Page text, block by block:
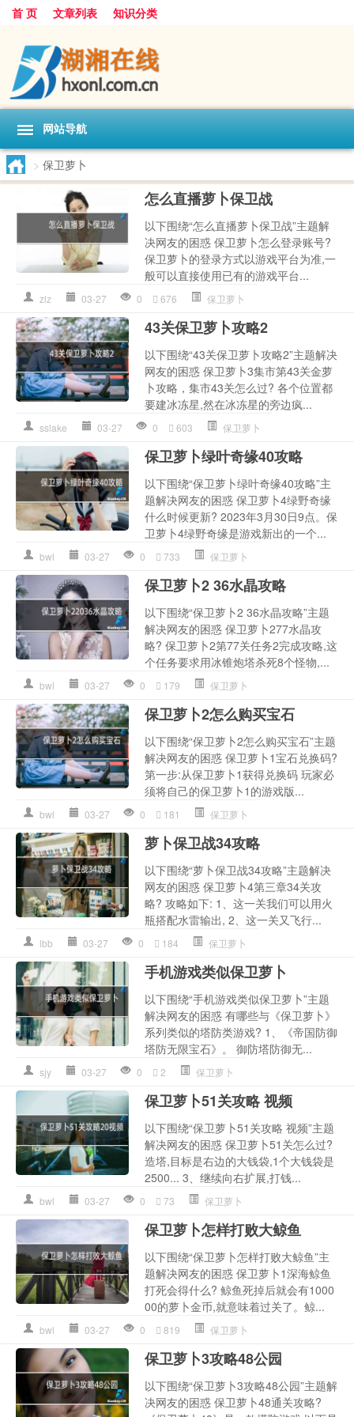
首 页 文章列表 知识分类
网站导航
> 保卫萝卜
怎么直播萝卜保卫战
以下围绕“怎么直播萝卜保卫战”主题解
决网友的困惑 保卫萝卜怎么登录账号?
保卫萝卜的登录方式以游戏平台为准,一
般可以直接使用已有的游戏平台...
zlz 03-27 0 676 保卫萝卜
43关保卫萝卜攻略2
以下围绕“43关保卫萝卜攻略2”主题解决
网友的困惑 保卫萝卜3集市第43关金萝
卜攻略，集市43关怎么过? 各个位置都
要建冰冻星,然在冰冻星的旁边疯...
sslake 03-27 0 603 保卫萝卜
保卫萝卜绿叶奇缘40攻略
以下围绕“保卫萝卜绿叶奇缘40攻略”主
题解决网友的困惑 保卫萝卜4绿野奇缘
什么时候更新? 2023年3月30日9点。保
卫萝卜4绿野奇缘是游戏新出的一个...
bwl 03-27 0 733 保卫萝卜
保卫萝卜2 36水晶攻略
以下围绕“保卫萝卜2 36水晶攻略”主题
解决网友的困惑 保卫萝卜277水晶攻
略? 保卫萝卜2第77关任务2完成攻略,这
个任务要求用冰锥炮塔杀死8个怪物,...
bwl 03-27 0 179 保卫萝卜
保卫萝卜2怎么购买宝石
以下围绕“保卫萝卜2怎么购买宝石”主题
解决网友的困惑 保卫萝卜1宝石兑换码?
第一步:从保卫萝卜1获得兑换码 玩家必
须将自己的保卫萝卜1的游戏版...
bwl 03-27 0 181 保卫萝卜
萝卜保卫战34攻略
以下围绕“萝卜保卫战34攻略”主题解决
网友的困惑 保卫萝卜4第三章34关攻
略? 攻略如下: 1、这一关我们可以用火
瓶搭配水雷输出, 2、这一关又飞行...
lbb 03-27 0 184 保卫萝卜
手机游戏类似保卫萝卜
以下围绕“手机游戏类似保卫萝卜”主题
解决网友的困惑 有哪些与《保卫萝卜》
系列类似的塔防类游戏? 1、《帝国防御
塔防无限宝石》。 御防塔防御无...
sjy 03-27 0 2 保卫萝卜
保卫萝卜51关攻略 视频
以下围绕“保卫萝卜51关攻略 视频”主题
解决网友的困惑 保卫萝卜51关怎么过?
造塔,目标是右边的大钱袋,1个大钱袋是
2500... 3、继续向右扩展,打钱...
bwl 03-27 0 73 保卫萝卜
保卫萝卜怎样打败大鲸鱼
以下围绕“保卫萝卜怎样打败大鲸鱼”主
题解决网友的困惑 保卫萝卜1深海鲸鱼
打死会得什么? 鲸鱼死掉后就会有1000
00的萝卜金币,就意味着过关了。鲸...
bwl 03-27 0 819 保卫萝卜
保卫萝卜3攻略48公园
以下围绕“保卫萝卜3攻略48公园”主题解
决网友的困惑 保卫萝卜48通关攻略?